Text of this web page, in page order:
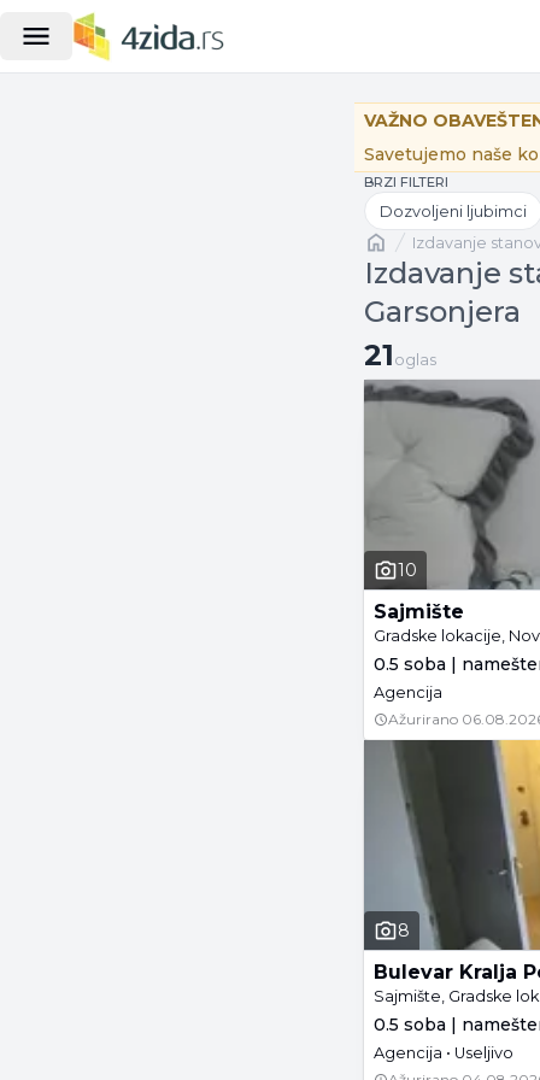
VAŽNO
Savetujemo naše
BRZI FILTERI
Dozvoljeni ljubimci
Naslovnaizdavanje
Izdavanje
Garsonjera
21 oglas
21 oglas
10
Sajmište
Gradske lokacije,
0.5 soba |
Agencija
Ažurirano
8
Bulevar Kralja
Sajmište, Gradske
0.5 soba |
Agencija • Useljivo